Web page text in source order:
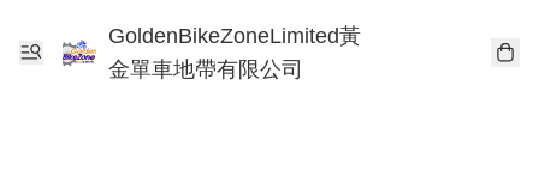
GoldenBikeZoneLimited黃
金單車地帶有限公司